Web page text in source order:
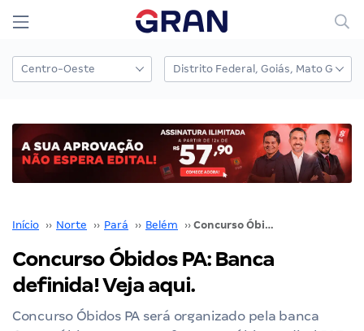
Início ›› Norte ›› Pará ›› Belém ›› Concurso Óbidos PA: Banca definida! Veja aqui.
Concurso Óbidos PA: Banca
definida! Veja aqui.
Concurso Óbidos PA será organizado pela banca